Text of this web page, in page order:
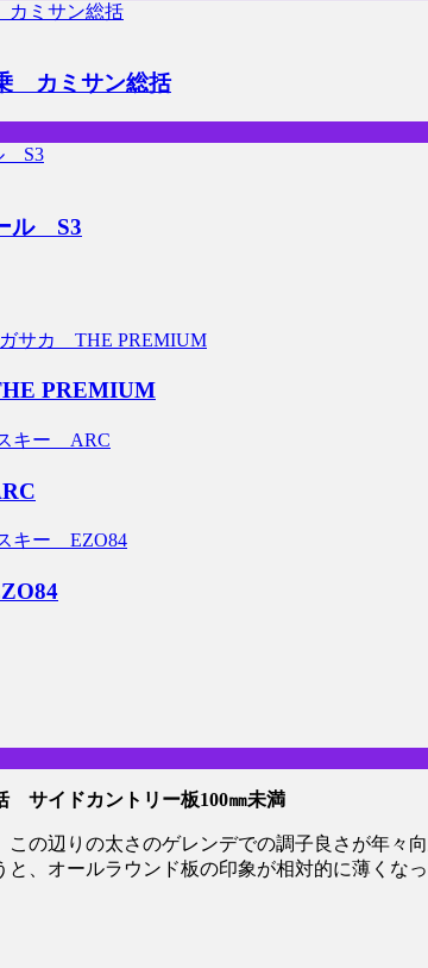
カミサン総括
ル S3
PREMIUM
サイドカントリー板100㎜未満
この辺りの太さのゲレンデでの調子良さが年々
、オールラウンド板の印象が相対的に薄くなっ